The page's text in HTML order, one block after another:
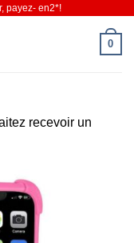
payez- en2*!
0
recevoir un